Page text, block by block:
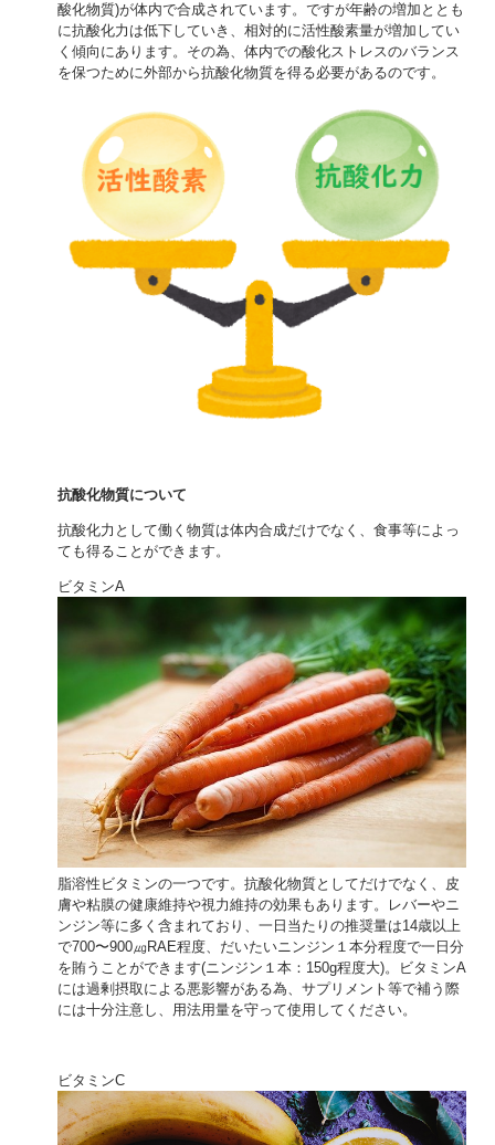
酸化物質)が体内で合成されています。ですが年齢の増加ととも
に抗酸化力は低下していき、相対的に活性酸素量が増加してい
く傾向にあります。その為、体内での酸化ストレスのバランス
を保つために外部から抗酸化物質を得る必要があるのです。
抗酸化物質について
抗酸化力として働く物質は体内合成だけでなく、食事等によっ
ても得ることができます。
ビタミンA
脂溶性ビタミンの一つです。抗酸化物質としてだけでなく、皮
膚や粘膜の健康維持や視力維持の効果もあります。レバーやニ
ンジン等に多く含まれており、一日当たりの推奨量は14歳以上
で700〜900㎍RAE程度、だいたいニンジン１本分程度で一日分
を賄うことができます(ニンジン１本：150g程度大)。ビタミンA
には過剰摂取による悪影響がある為、サプリメント等で補う際
には十分注意し、用法用量を守って使用してください。
ビタミンC